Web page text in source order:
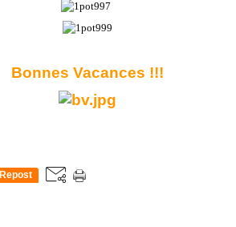
Bonnes Vacances !!!
Repost